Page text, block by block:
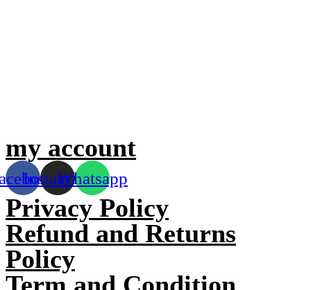
my account
InstagramWhatsapp
Privacy Policy
Refund and Returns
Policy